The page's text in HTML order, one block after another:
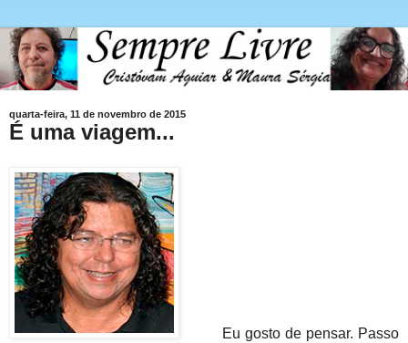
quarta-feira, 11 de novembro de 2015
É uma viagem...
Eu gosto de pensar. Passo